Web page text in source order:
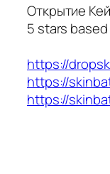
Открытие
5 stars
https://
https://
https://